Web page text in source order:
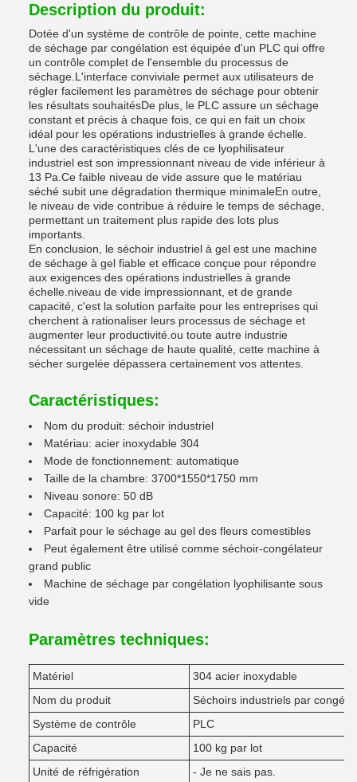
Description du produit:
Dotée d'un système de contrôle de pointe, cette machine
de séchage par congélation est équipée d'un PLC qui offre
un contrôle complet de l'ensemble du processus de
séchage.L'interface conviviale permet aux utilisateurs de
régler facilement les paramètres de séchage pour obtenir
les résultats souhaitésDe plus, le PLC assure un séchage
constant et précis à chaque fois, ce qui en fait un choix
idéal pour les opérations industrielles à grande échelle.
L'une des caractéristiques clés de ce lyophilisateur
industriel est son impressionnant niveau de vide inférieur à
13 Pa.Ce faible niveau de vide assure que le matériau
séché subit une dégradation thermique minimaleEn outre,
le niveau de vide contribue à réduire le temps de séchage,
permettant un traitement plus rapide des lots plus
importants.
En conclusion, le séchoir industriel à gel est une machine
de séchage à gel fiable et efficace conçue pour répondre
aux exigences des opérations industrielles à grande
échelle.niveau de vide impressionnant, et de grande
capacité, c'est la solution parfaite pour les entreprises qui
cherchent à rationaliser leurs processus de séchage et
augmenter leur productivité.ou toute autre industrie
nécessitant un séchage de haute qualité, cette machine à
sécher surgelée dépassera certainement vos attentes.
Caractéristiques:
Nom du produit: séchoir industriel
Matériau: acier inoxydable 304
Mode de fonctionnement: automatique
Taille de la chambre: 3700*1550*1750 mm
Niveau sonore: 50 dB
Capacité: 100 kg par lot
Parfait pour le séchage au gel des fleurs comestibles
Peut également être utilisé comme séchoir-congélateur
grand public
Machine de séchage par congélation lyophilisante sous
vide
Paramètres techniques:
Matériel
304 acier inoxydable
Nom du produit
Séchoirs industriels par
Système de contrôle
PLC
Capacité
100 kg par lot
Unité de réfrigération
- Je ne sais pas.